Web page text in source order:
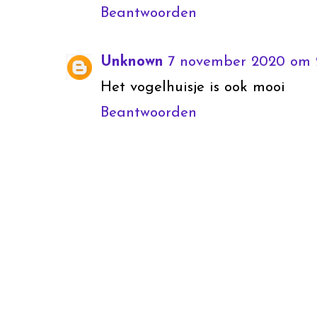
Beantwoorden
Unknown 7 november 2020 om
Het vogelhuisje is ook mooi
Beantwoorden